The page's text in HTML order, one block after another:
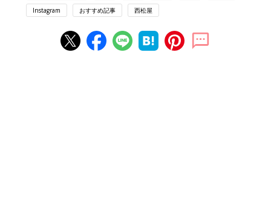
Instagram おすすめ記事 西松屋